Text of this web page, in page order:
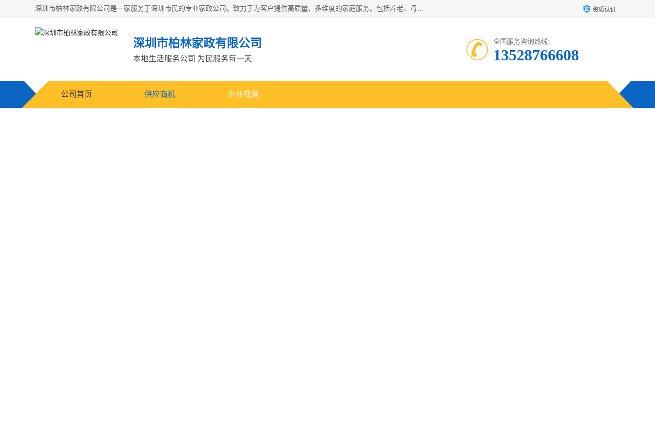
深圳市柏林家政有限公司是一家服务于深圳市民的专业家政公司。致力于为客户提供高质量、多维度的家庭服务，包括养老、母婴、月嫂育婴早教、康复理疗、家电清洗和保洁等方面的专业服务。 资质认证
深圳市柏林家政有限公司
本地生活服务公司 为民服务每一天
全国服务咨询热线:
13528766608
公司首页 供应商机 企业视频